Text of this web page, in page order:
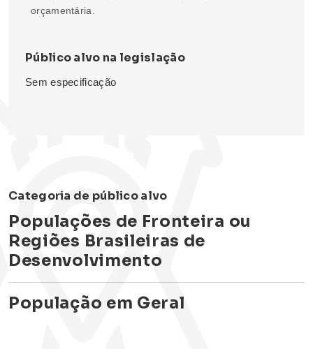
orçamentária.
Público alvo na legislação
Sem especificação
Categoria de público alvo
Populações de Fronteira ou
Regiões Brasileiras de
Desenvolvimento
População em Geral